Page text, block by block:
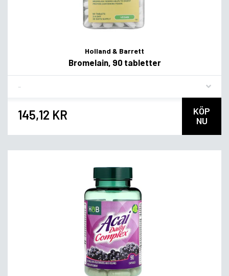
Holland & Barrett
Bromelain, 90 tabletter
145,12 KR
KÖP
NU